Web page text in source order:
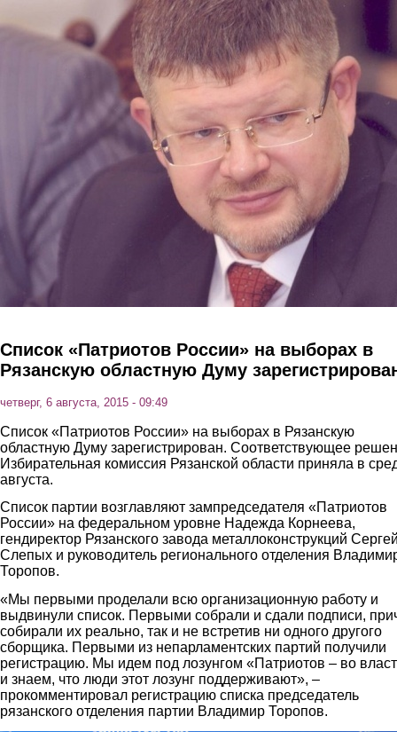
Перейти к основному содержанию
Список «Патриотов России» на выборах в
Рязанскую областную Думу
четверг, 6 августа, 2015 - 09:49
Список «Патриотов России» на выборах в Рязанскую
областную Думу зарегистрирован. Соответствующее
Избирательная комиссия Рязанской области приняла в
августа.
Список партии возглавляют зампредседателя «Патриотов
России» на федеральном уровне Надежда Корнеева,
гендиректор Рязанского завода металлоконструкций
Слепых и руководитель регионального отделения
Торопов.
«Мы первыми проделали всю организационную работу и
выдвинули список. Первыми собрали и сдали подписи,
собирали их реально, так и не встретив ни одного другого
сборщика. Первыми из непарламентских партий получили
регистрацию. Мы идем под лозунгом «Патриотов – во
и знаем, что люди этот лозунг поддерживают», –
прокомментировал регистрацию списка председатель
рязанского отделения партии Владимир Торопов.